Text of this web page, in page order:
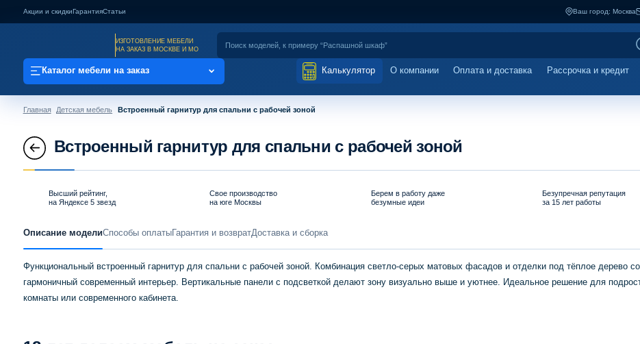
Акции и скидкиГарантияСтатьи Ваш город: Москва
ИЗГОТОВЛЕНИЕ МЕБЕЛИ
НА ЗАКАЗ В МОСКВЕ И МО
Каталог мебели на заказ Калькулятор О компании Оплата и доставка Рассрочка и кредит
Главная Детская мебель Встроенный гарнитур для спальни с рабочей зоной
Встроенный гарнитур для спальни с рабочей зоной
Высший рейтинг,
на Яндексе 5 звезд
Свое производство
на юге Москвы
Берем в работу даже
безумные идеи
Безупречная репутация
за 15 лет работы
Описание модели Способы оплатыГарантия и возвратДоставка и сборка
Функциональный встроенный гарнитур для спальни с рабочей зоной. Комбинация светло-серых матовых фасадов и отделки под тёплое дерево
гармоничный современный интерьер. Вертикальные панели с подсветкой делают зону визуально выше и уютнее. Идеальное решение для
комнаты или современного кабинета.